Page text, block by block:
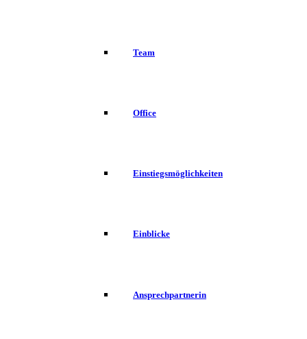
Team
Office
Einstiegsmöglichkeiten
Einblicke
Ansprechpartnerin